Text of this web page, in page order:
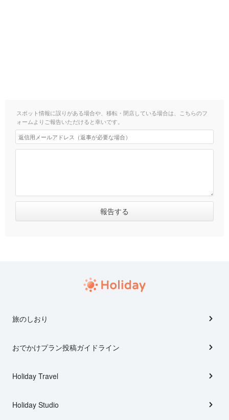
スポット情報に誤りがある場合や、移転・閉店している場合は、こちらのフ
ォームよりご報告いただけると幸いです。
旅のしおり
おでかけプラン投稿ガイドライン
Holiday Travel
Holiday Studio